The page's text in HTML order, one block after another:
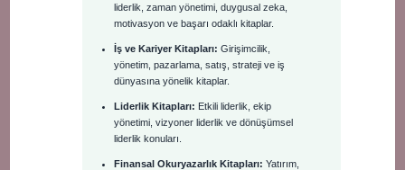
liderlik, zaman yönetimi, duygusal zeka,
motivasyon ve başarı odaklı kitaplar.
İş ve Kariyer Kitapları: Girişimcilik,
yönetim, pazarlama, satış, strateji ve iş
dünyasına yönelik kitaplar.
Liderlik Kitapları: Etkili liderlik, ekip
yönetimi, vizyoner liderlik ve dönüşümsel
liderlik konuları.
Finansal Okuryazarlık Kitapları: Yatırım,